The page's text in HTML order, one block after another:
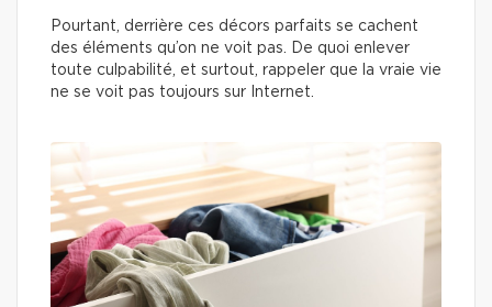
Pourtant, derrière ces décors parfaits se cachent
des éléments qu’on ne voit pas. De quoi enlever
toute culpabilité, et surtout, rappeler que la vraie vie
ne se voit pas toujours sur Internet.